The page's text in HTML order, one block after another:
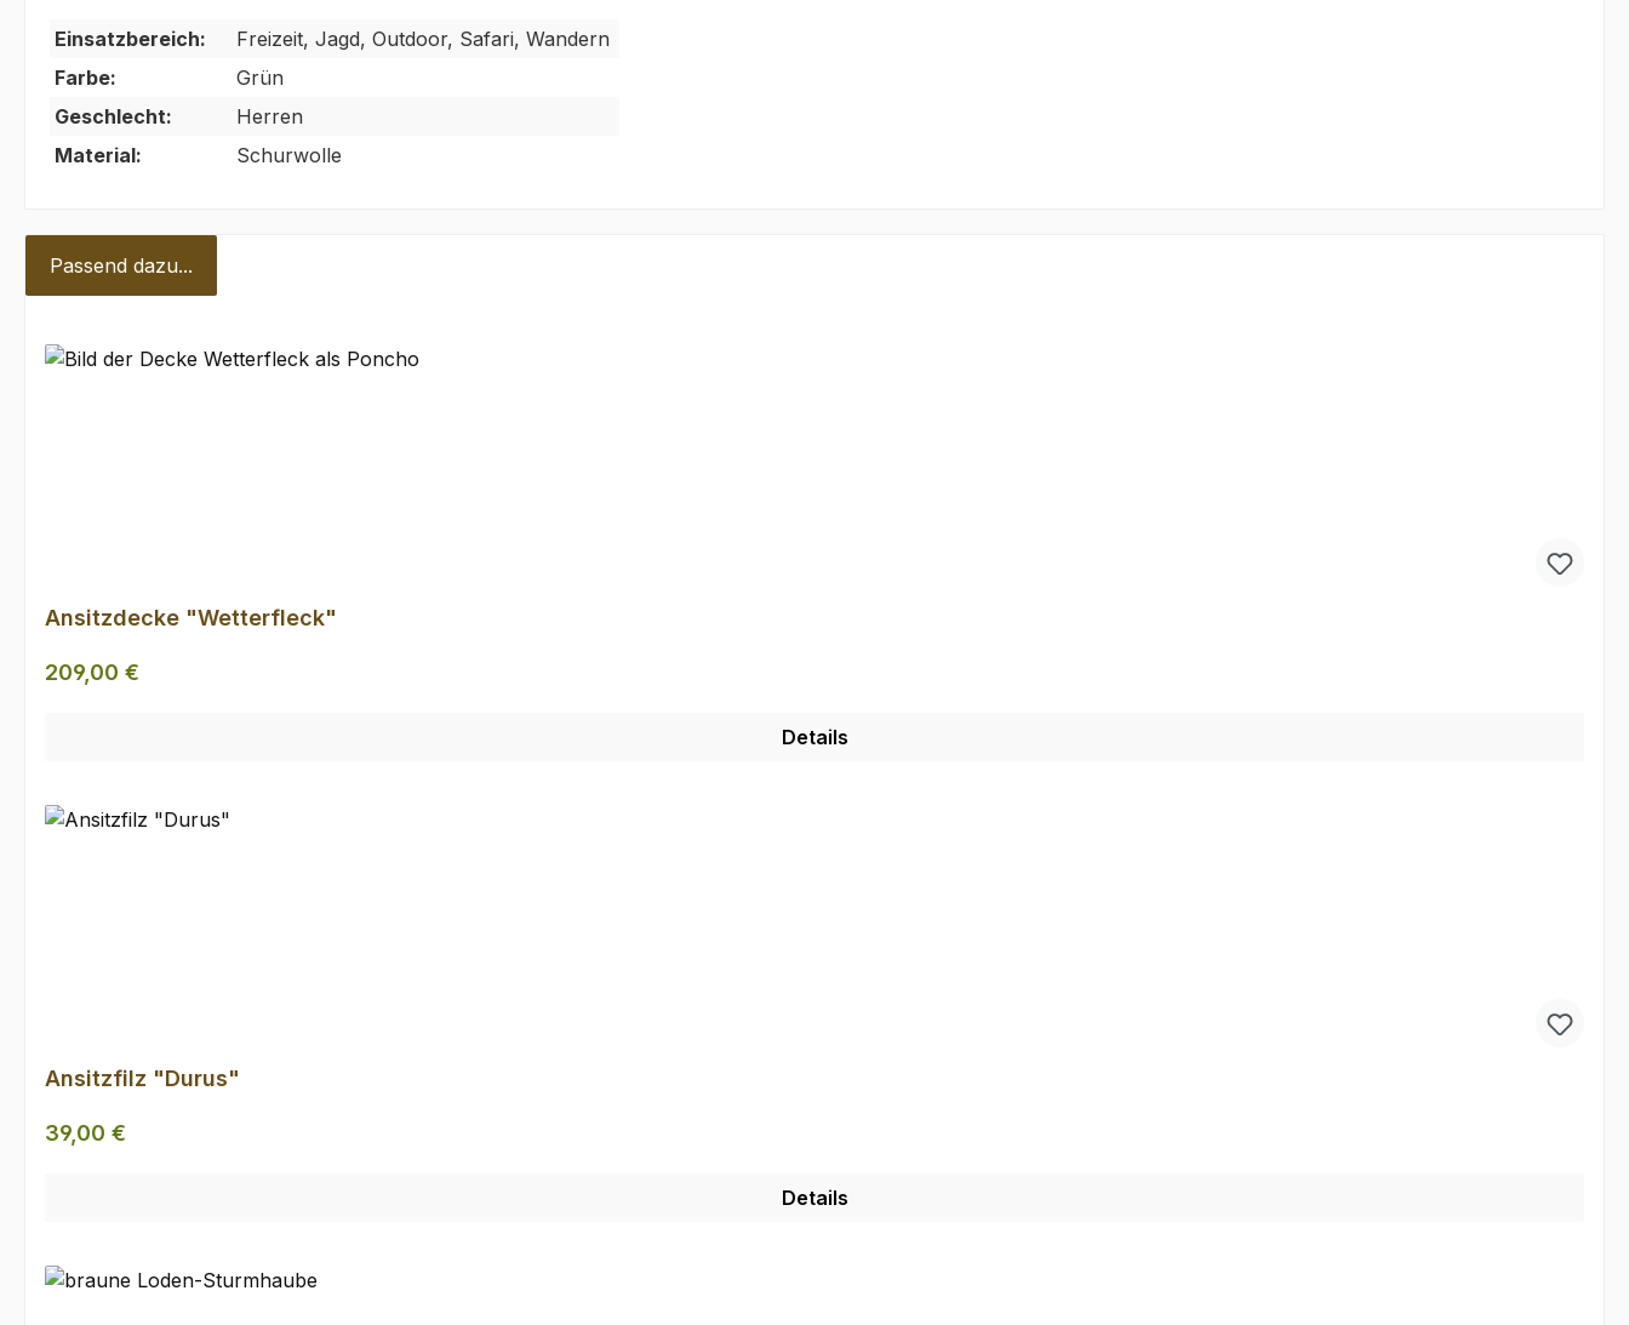
Einsatzbereich:
Freizeit, Jagd, Outdoor, Safari, Wandern
Farbe:
Grün
Geschlecht:
Herren
Material:
Schurwolle
Passend dazu...
Ansitzdecke "Wetterfleck"
Regulärer Preis:
209,00 €
Details
Ansitzfilz "Durus"
Regulärer Preis:
39,00 €
Details